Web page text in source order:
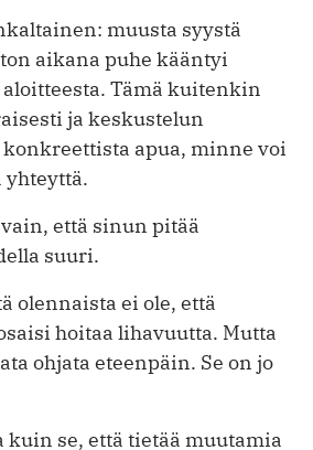
muusta syystä
aikana puhe kääntyi
Tämä kuitenkin
ja keskustelun
apua, minne voi
yhteyttä.
että sinun pitää
suuri.
olennaista ei ole, että
hoitaa lihavuutta. Mutta
ohjata eteenpäin. Se on jo
se, että tietää muutamia